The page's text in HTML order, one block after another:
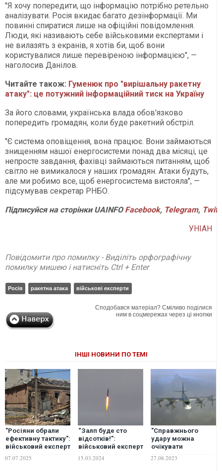
"Я хочу попередити, що інформацію потрібно ретельно
аналізувати. Росія вкидає багато дезінформації. Ми
повинні спиратися лише на офіційні повідомлення.
Люди, які називають себе військовими експертами і
не вилазять з екранів, я хотів би, щоб вони
користувалися лише перевіреною інформацією", —
наголосив Данілов.
Читайте також: Гуменюк про "вирішальну ракетну
атаку": це потужний інформаційний тиск на Україну
За його словами, українська влада обов'язково
попередить громадян, коли буде ракетний обстріл.
"Є система оповіщення, вона працює. Вони займаються
знищенням нашої енергосистеми понад два місяці, це
непросте завдання, фахівці займаються питанням, щоб
світло не вимикалося у наших громадян. Атаки будуть,
але ми робимо все, щоб енергосистема вистояла", —
підсумував секретар РНБО.
Підписуйся на сторінки UAINFO Facebook, Telegram,
УНІАН
Повідомити про помилку - Виділіть орфографічну
помилку мишею і натисніть Ctrl + Enter
Росія ракетна атака військові експерти
Сподобався матеріал? Сміливо поділися
ним в соцмережах через ці кнопки
ІНШІ НОВИНИ ПО ТЕМІ
"Росіяни обрали
ефективну тактику":
військовий експерт
прокоментував
удари по ТЦК
07.07.2025
“Залп буде сто
відсотків!”:
військовий експерт
попередив про
масований удар
15.03.2024
"Справжнього
удару можна
очікувати
найближчим
часом": військовий
27.08.2023